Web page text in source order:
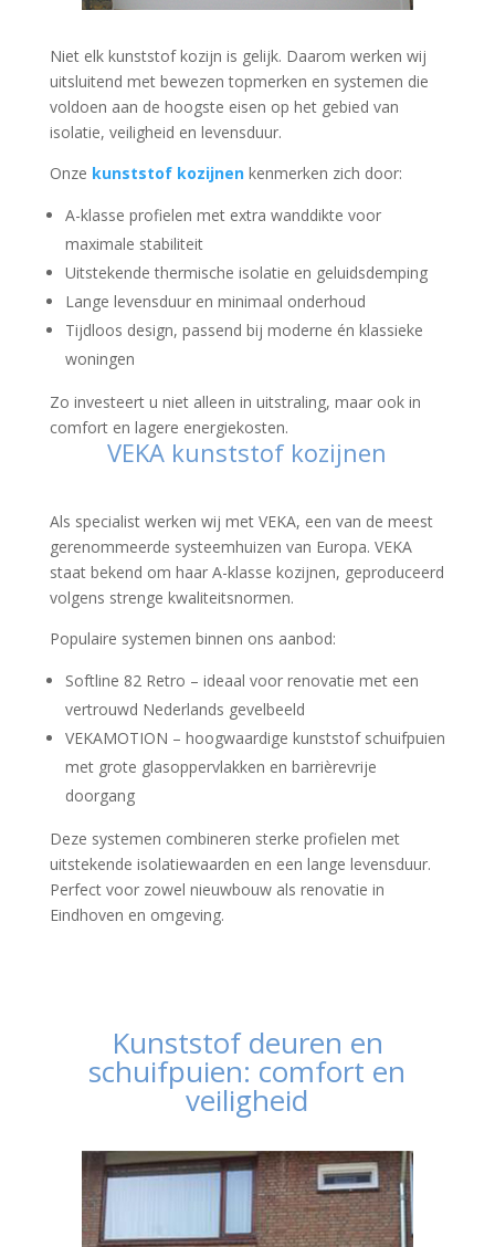
Niet elk kunststof kozijn is gelijk. Daarom werken wij
uitsluitend met bewezen topmerken en systemen die
voldoen aan de hoogste eisen op het gebied van
isolatie, veiligheid en levensduur.
Onze kunststof kozijnenkenmerken zich door:
A-klasse profielen met extra wanddikte voor
maximale stabiliteit
Uitstekende thermische isolatie en geluidsdemping
Lange levensduur en minimaal onderhoud
Tijdloos design, passend bij moderne én klassieke
woningen
Zo investeert u niet alleen in uitstraling, maar ook in
comfort en lagere energiekosten.
VEKA kunststof kozijnen
Als specialist werken wij met VEKA, een van de meest
gerenommeerde systeemhuizen van Europa. VEKA
staat bekend om haar A-klasse kozijnen, geproduceerd
volgens strenge kwaliteitsnormen.
Populaire systemen binnen ons aanbod:
Softline 82 Retro – ideaal voor renovatie met een
vertrouwd Nederlands gevelbeeld
VEKAMOTION – hoogwaardige kunststof schuifpuien
met grote glasoppervlakken en barrièrevrije
doorgang
Deze systemen combineren sterke profielen met
uitstekende isolatiewaarden en een lange levensduur.
Perfect voor zowel nieuwbouw als renovatie in
Eindhoven en omgeving.
Kunststof deuren en
schuifpuien: comfort en
veiligheid